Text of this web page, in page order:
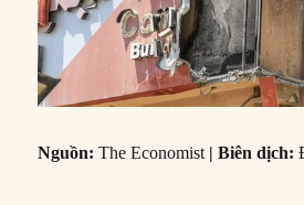
Nguồn:The Economist |Biên dịch: